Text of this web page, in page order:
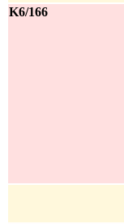
K6/166